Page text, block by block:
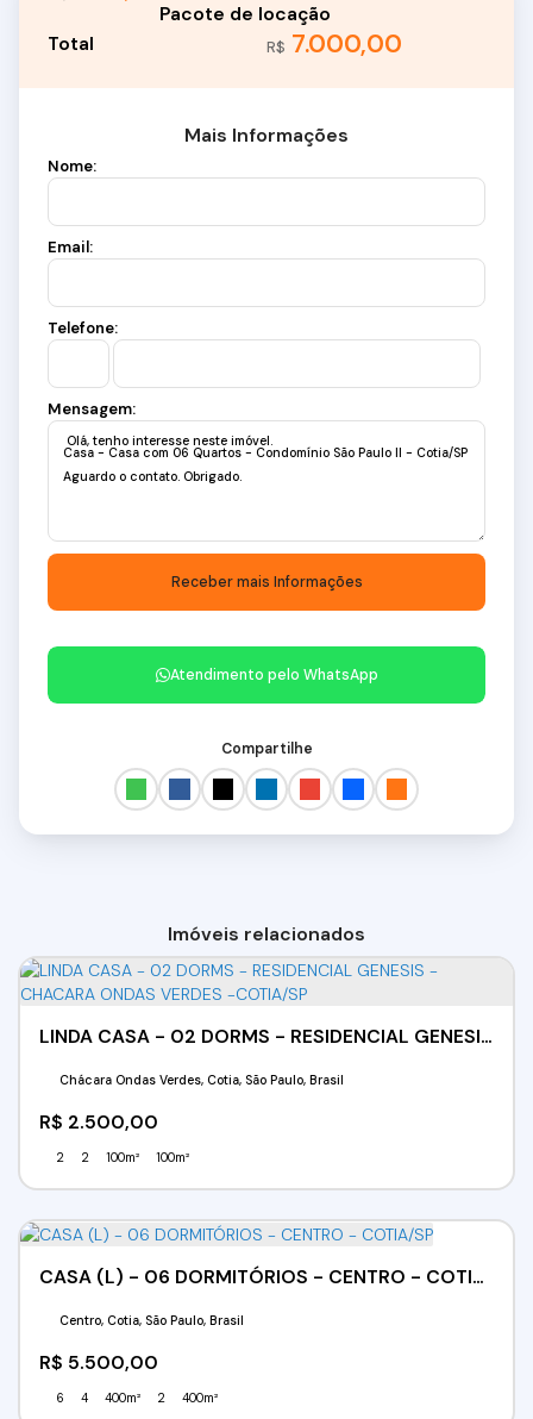
R$ 7.000,00
Mais Informações
Nome:
Email:
Telefone:
Mensagem:
Atendimento pelo WhatsApp
Compartilhe
Imóveis relacionados
LINDA CASA - 02 DORMS - RESIDENCIAL GENESIS - CHACARA ONDAS VERDES -COTIA/SP
R$ 2.500,00
Chácara Ondas Verdes, Cotia, São Paulo, Brasil
2 2 100m² 100m²
CASA (L) - 06 DORMITÓRIOS - CENTRO - COTIA/SP
R$ 5.500,00
Centro, Cotia, São Paulo, Brasil
6 4 400m² 2 400m²